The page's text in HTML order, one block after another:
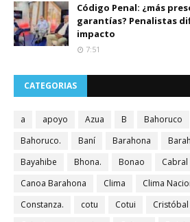
Código Penal: ¿más
garantías? Penalistas
impacto
7:51
CATEGORIAS
a apoyo Azua B Bahoruco
Bahoruco.
Baní Barahona
Bayahibe
Bhona. Bonao Cabral
Canoa Barahona
Clima Clima
Constanza.
cotu Cotui Cristóbal